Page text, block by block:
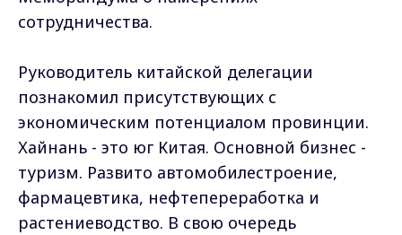
сотрудничества.
Руководитель китайской делегации
познакомил присутствующих с
экономическим потенциалом провинции.
Хайнань - это юг Китая. Основной бизнес -
туризм. Развито автомобилестроение,
фармацевтика, нефтепереработка и
растениеводство. В свою очередь